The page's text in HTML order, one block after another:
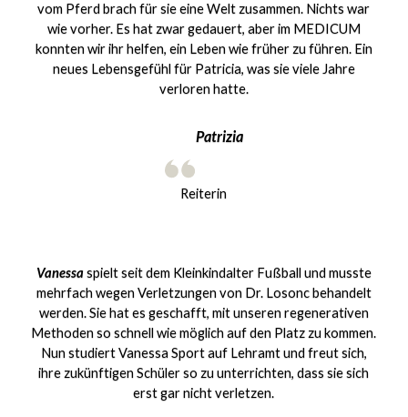
vom Pferd brach für sie eine Welt zusammen. Nichts war
wie vorher. Es hat zwar gedauert, aber im MEDICUM
konnten wir ihr helfen, ein Leben wie früher zu führen. Ein
neues Lebensgefühl für Patricia, was sie viele Jahre
verloren hatte.
Patrizia
Reiterin
Vanessaspielt seit dem Kleinkindalter Fußball und musste
mehrfach wegen Verletzungen von Dr. Losonc behandelt
werden. Sie hat es geschafft, mit unseren regenerativen
Methoden so schnell wie möglich auf den Platz zu kommen.
Nun studiert Vanessa Sport auf Lehramt und freut sich,
ihre zukünftigen Schüler so zu unterrichten, dass sie sich
erst gar nicht verletzen.